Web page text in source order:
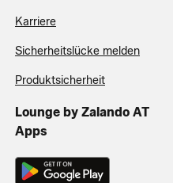
Karriere
Sicherheitslücke melden
Produktsicherheit
Lounge by Zalando AT
Apps